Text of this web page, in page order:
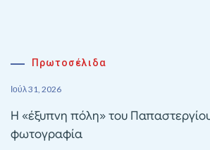
Πρωτοσέλιδα
Ιούλ 31, 2026
Η «έξυπνη πόλη» του
φωτογραφία